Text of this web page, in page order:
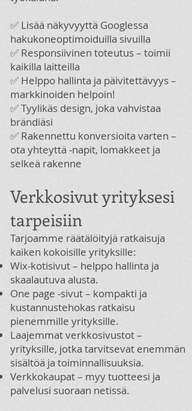
✅ Lisää näkyvyyttä Googlessa
hakukoneoptimoiduilla sivuilla
✅ Responsiivinen toteutus – toimii
kaikilla laitteilla
✅ Helppo hallinta ja päivitettävyys –
markkinoiden helpoin!
✅ Tyylikäs design, joka vahvistaa
brändiäsi
✅ Rakennettu konversioita varten –
ota yhteyttä -napit, lomakkeet ja
selkeä rakenne
Verkkosivut yrityksesi
tarpeisiin
Tarjoamme räätälöityjä ratkaisuja
kaiken kokoisille yrityksille:
Wix-kotisivut – helppo hallinta ja
skaalautuva alusta.
One page -sivut – kompakti ja
kustannustehokas ratkaisu
pienemmille yrityksille.
Laajemmat verkkosivustot –
yrityksille, jotka tarvitsevat enemmän
sisältöä ja toiminnallisuuksia.
Verkkokaupat – myy tuotteesi ja
palvelusi suoraan netissä.